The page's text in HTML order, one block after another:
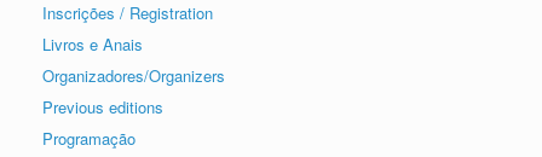
Inscrições / Registration
Livros e Anais
Organizadores/Organizers
Previous editions
Programação